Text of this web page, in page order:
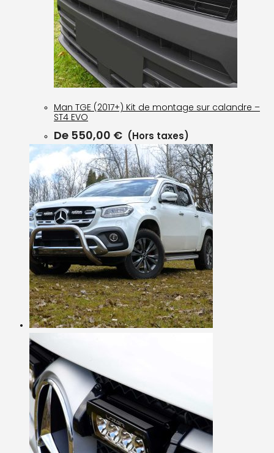
Man TGE (2017+) Kit de montage sur calandre –
ST4 EVO
De 550,00 € (Hors taxes)